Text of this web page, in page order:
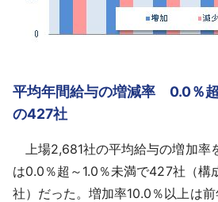
平均年間給与の増減率 0.0％
の427社
上場2,681社の平均給与の増加率
は0.0％超～1.0％未満で427社（構
社）だった。増加率10.0％以上は前